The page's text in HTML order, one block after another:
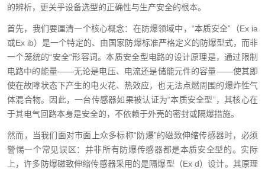
的辨析，更关乎设备选型的正确性与生产安全的根本。
首先，我们要厘清一个核心概念：在防爆领域中，“本质安全”（Ex ia
或Ex ib）是一个特定的、由国家防爆标准严格定义的防爆型式，而非
一个笼统的“安全”形容词。本质安全型电路的设计原理是，通过限制
电路中的能量——无论是电压、电流还是储能元件的容量——使其即
使在故障状态下产生的电火花、热效应，也无法点燃周围的爆炸性气
体混合物。因此，一台传感器如果被认证为“本质安全型”，其核心在
于其电气回路本身是安全的，不依赖于外壳的密封或隔爆措施。
然而，当我们面对市面上众多标称“防爆”的磁致伸缩传感器时，必须
警惕一个常见误区：并非所有防爆传感器都是本质安全型的。实际
上，许多防爆磁致伸缩传感器采用的是隔爆型（Ex d）设计。其原理